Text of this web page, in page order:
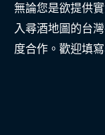
無論您是欲提供
入尋酒地圖的台
度合作。歡迎填